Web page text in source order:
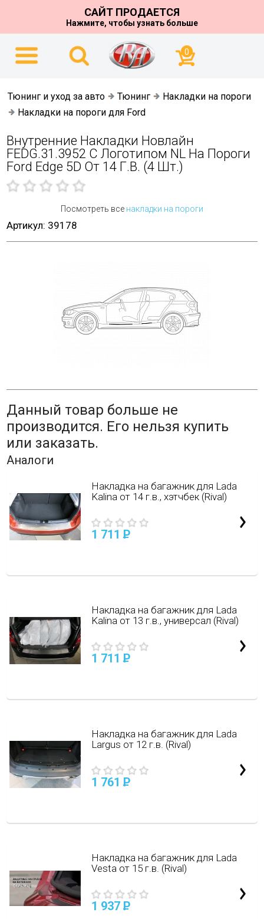
САЙТ ПРОДАЕТСЯ
Нажмите, чтобы узнать больше
0
Тюнинг и уход за авто Тюнинг
Накладки на пороги
Нaкладки на пороги для Ford
Внутренние Накладки Новлайн
FEDG.31.3952 С Логотипом NL На Пороги
Ford Edge 5D От 14 Г.в. (4 Шт.)
Посмотреть все накладки на пороги
Артикул: 39178
Данный товар больше не
производится. Его нельзя купить
или заказать.
Аналоги
Накладка на багажник для Lada
Kalina от 14 г.в., хэтчбек (Rival)
1 711 P
Накладка на багажник для Lada
Kalina от 13 г.в., универсал (Rival)
1 711 P
Накладка на багажник для Lada
Largus от 12 г.в. (Rival)
1 761 P
Накладка на багажник для Lada
Vesta от 15 г.в. (Rival)
1 937 P